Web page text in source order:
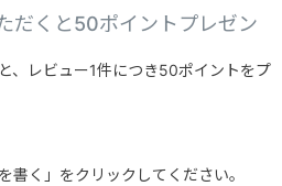
だくと50ポイントプレゼン
、レビュー1件につき50ポイントをプ
書く」をクリックしてください。